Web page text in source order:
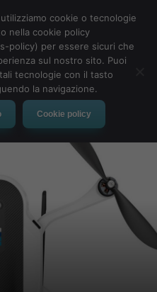
cookie o tecnologie
nella cookie policy
policy) per essere sicuri che
sul nostro sito. Puoi
tecnologie con il tasto
la navigazione.
Cookie policy